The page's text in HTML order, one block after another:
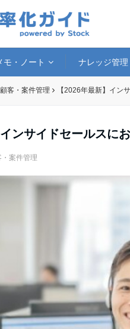
モ・ノート ナレッジ管理
顧客・案件管理 【2026年最新】イン
ンサイドセールスに
・案件管理